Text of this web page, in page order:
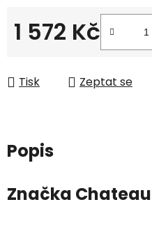
1 572 Kč
Tisk Zeptat se
Popis
Značka